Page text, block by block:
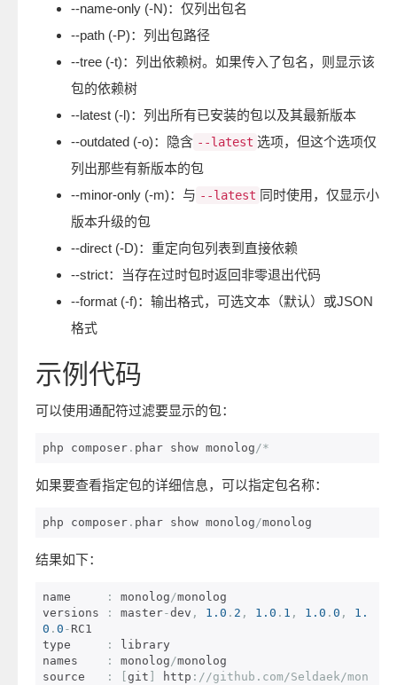
--name-only (-N)：仅列出包名
--path (-P)：列出包路径
--tree (-t)：列出依赖树。如果传入了包名，则显示该
包的依赖树
--latest (-l)：列出所有已安装的包以及其最新版本
--outdated (-o)：隐含 --latest 选项，但这个选项仅
列出那些有新版本的包
--minor-only (-m)：与 --latest 同时使用，仅显示小
版本升级的包
--direct (-D)：重定向包列表到直接依赖
--strict：当存在过时包时返回非零退出代码
--format (-f)：输出格式，可选文本（默认）或JSON
格式
示例代码
可以使用通配符过滤要显示的包：
php composer . phar show monolog /*
如果要查看指定包的详细信息，可以指定包名称：
php composer . phar show monolog /monolog
结果如下：
name : monolog /monolog
versions
: master-dev , 1.0 . 2 , 1.0 . 1 , 1.0 . 0 ,
1.
0 . 0 - RC1
type
:
library
names
: monolog /monolog
source
: git http : //github.com/Seldaek/mon